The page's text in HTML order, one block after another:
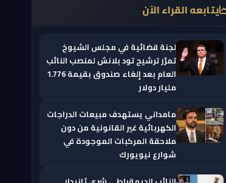
يتابعه القراء الآن
لجنة قضائية في مجلس الشيوخ
تمرّر ترشيح تود بلانش لمنصب النائب
العام بعد إلغاء صندوق بقيمة 1.776
مليار دولار
مامداني يستهدف مبيعات الدراجات
الكهربائية غير القانونية من دون
ملاحقة المركبات الموجودة في
شوارع نيويورك